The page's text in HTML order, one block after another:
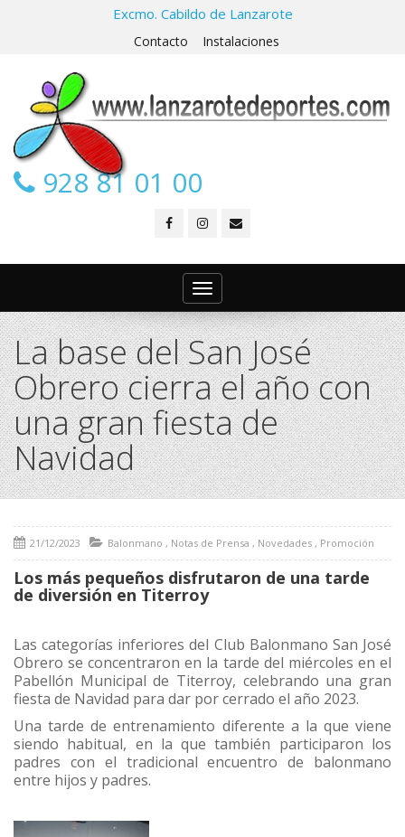
Excmo. Cabildo de Lanzarote
Contacto Instalaciones
928 81 01 00
Toggle
navigation
La base del San José
Obrero cierra el año con
una gran fiesta de
Navidad
21/12/2023 Balonmano , Notas de Prensa , Novedades , Promoción
Los más pequeños disfrutaron de una tarde
de diversión en Titerroy
Las categorías inferiores del Club Balonmano San José
Obrero se concentraron en la tarde del miércoles en el
Pabellón Municipal de Titerroy, celebrando una gran
fiesta de Navidad para dar por cerrado el año 2023.
Una tarde de entrenamiento diferente a la que viene
siendo habitual, en la que también participaron los
padres con el tradicional encuentro de balonmano
entre hijos y padres.